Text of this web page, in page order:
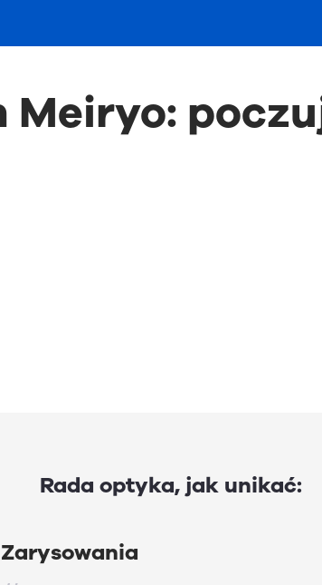
Meiryo:
Rada optyka, jak unikać:
Zarysowania